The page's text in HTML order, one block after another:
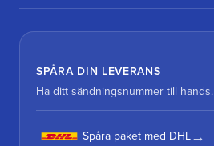
SPÅRA DIN LEVERANS
Ha ditt sändningsnummer till hands.
Spåra paket med DHL